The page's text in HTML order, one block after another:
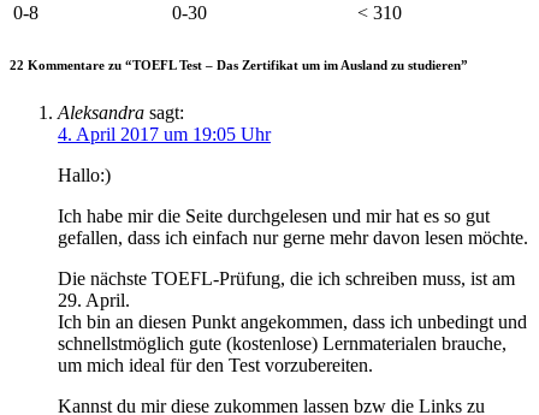
0-8
0-30 < 310
22 Kommentare zu “TOEFL Test – Das Zertifikat um im Ausland zu studieren”
Aleksandra sagt:
4. April 2017 um 19:05 Uhr
Hallo:)
Ich habe mir die Seite durchgelesen und mir hat es so gut
gefallen, dass ich einfach nur gerne mehr davon lesen möchte.
Die nächste TOEFL-Prüfung, die ich schreiben muss, ist am
29. April.
Ich bin an diesen Punkt angekommen, dass ich unbedingt und
schnellstmöglich gute (kostenlose) Lernmaterialen brauche,
um mich ideal für den Test vorzubereiten.
Kannst du mir diese zukommen lassen bzw die Links zu